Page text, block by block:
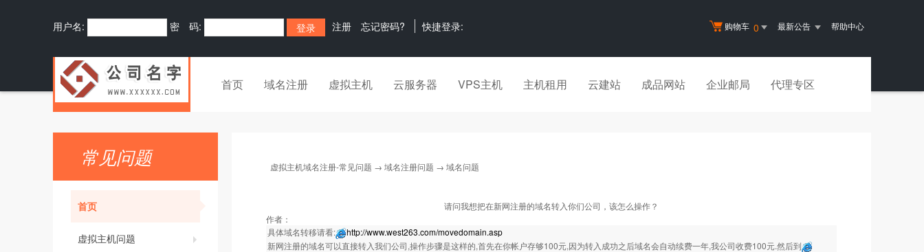
购物车 0 最新公告 帮助中心
用户名: 密 码: 注册 忘记密码? 快捷登录:
首页 域名注册 虚拟主机 云服务器 VPS主机 主机租用 云建站 成品网站 企业邮局 代理专区
常见问题
首页
虚拟主机问题
虚拟主机域名注册-常见问题 → 域名注册问题 → 域名问题
请问我想把在新网注册的域名转入你们公司，该怎么操作？
作者：
具体域名转移请看:
http://www.west263.com/movedomain.asp
新网注册的域名可以直接转入我们公司,操作步骤是这样的,首先在你帐户存够100元,因为转入成功之后域名会自动续费一年,我公司收费100元.然后到